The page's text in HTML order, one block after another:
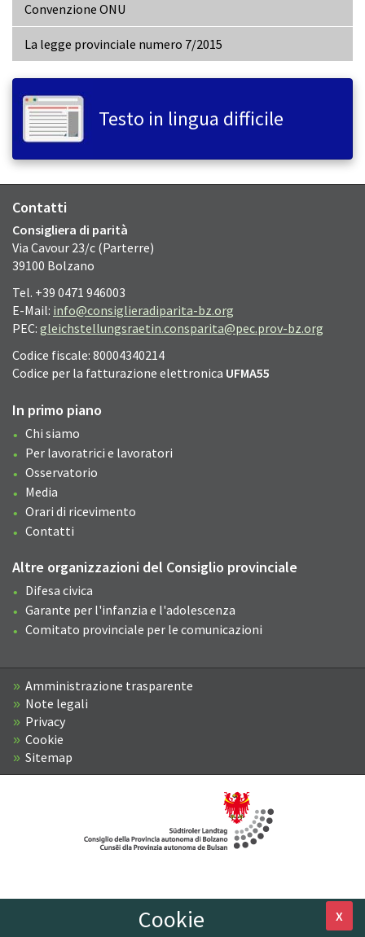
Convenzione ONU
La legge provinciale numero 7/2015
Testo in lingua difficile
Contatti
Consigliera di parità
Via Cavour 23/c (Parterre)
39100 Bolzano
Tel. +39 0471 946003
E-Mail: info@consiglieradiparita-bz.org
PEC: gleichstellungsraetin.consparita@pec.prov-bz.org
Codice fiscale: 80004340214
Codice per la fatturazione elettronica UFMA55
In primo piano
Chi siamo
Per lavoratrici e lavoratori
Osservatorio
Media
Orari di ricevimento
Contatti
Altre organizzazioni del Consiglio provinciale
Difesa civica
Garante per l'infanzia e l'adolescenza
Comitato provinciale per le comunicazioni
Amministrazione trasparente
Note legali
Privacy
Cookie
Sitemap
X
Cookie